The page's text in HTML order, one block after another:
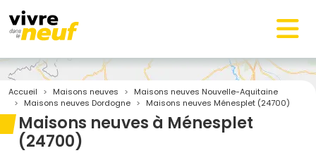
Accueil Maisons neuves
Maisons neuves Nouvelle-Aquitaine
Maisons neuves Dordogne
Maisons neuves Ménesplet (24700)
Maisons neuves à Ménesplet
(24700)